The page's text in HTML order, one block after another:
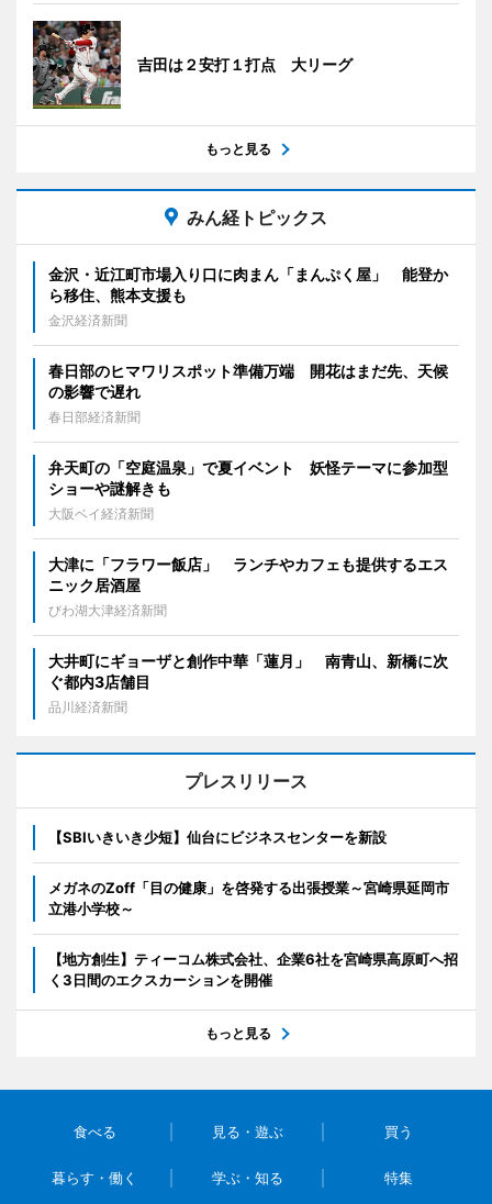
吉田は２安打１打点 大リーグ
もっと見る
みん経トピックス
金沢・近江町市場入り口に肉まん「まんぷく屋」 能登か
ら移住、熊本支援も
金沢経済新聞
春日部のヒマワリスポット準備万端 開花はまだ先、天候
の影響で遅れ
春日部経済新聞
弁天町の「空庭温泉」で夏イベント 妖怪テーマに参加型
ショーや謎解きも
大阪ベイ経済新聞
大津に「フラワー飯店」 ランチやカフェも提供するエス
ニック居酒屋
びわ湖大津経済新聞
大井町にギョーザと創作中華「蓮月」 南青山、新橋に次
ぐ都内3店舗目
品川経済新聞
プレスリリース
【SBIいきいき少短】仙台にビジネスセンターを新設
メガネのZoff「目の健康」を啓発する出張授業～宮崎県延岡市
立港小学校～
【地方創生】ティーコム株式会社、企業6社を宮崎県高原町へ招
く3日間のエクスカーションを開催
もっと見る
食べる 見る・遊ぶ 買う
暮らす・働く 学ぶ・知る 特集